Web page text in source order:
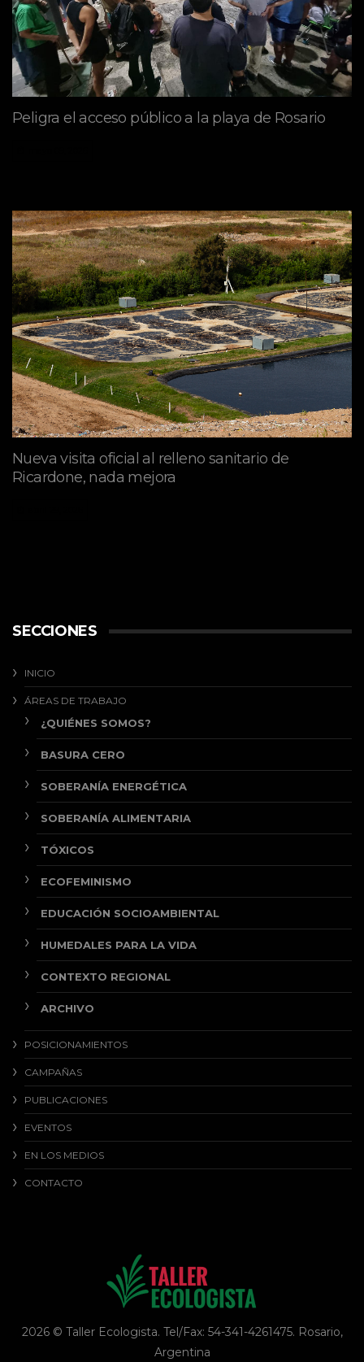
Peligra el acceso público a la playa de Rosario
Nueva visita oficial al relleno sanitario de
Ricardone, nada mejora
SECCIONES
INICIO
ÁREAS DE TRABAJO
¿QUIÉNES SOMOS?
BASURA CERO
SOBERANÍA ENERGÉTICA
SOBERANÍA ALIMENTARIA
TÓXICOS
ECOFEMINISMO
EDUCACIÓN SOCIOAMBIENTAL
HUMEDALES PARA LA VIDA
CONTEXTO REGIONAL
ARCHIVO
POSICIONAMIENTOS
CAMPAÑAS
PUBLICACIONES
EVENTOS
EN LOS MEDIOS
CONTACTO
2026 © Taller Ecologista. Tel/Fax: 54-341-4261475. Rosario,
Argentina